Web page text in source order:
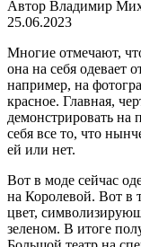
Автор Владимир
25.06.2023
Многие отмечают,
она на себя одевает
например, на
красное. Главная,
демонстрировать на
себя все то, что
ей или нет.
Вот в моде сейчас
на Королевой. Вот в
цвет,
зеленом. В итоге